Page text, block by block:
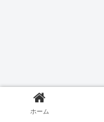
ホーム